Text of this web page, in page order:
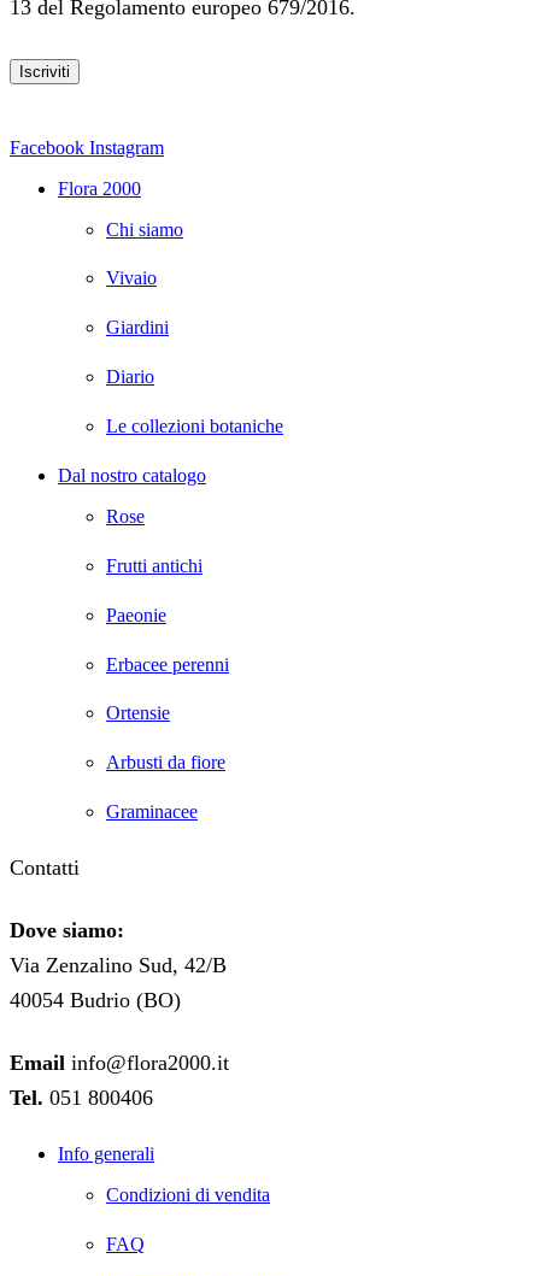
13 del Regolamento europeo 679/2016.
Facebook Instagram
Flora 2000
Chi siamo
Vivaio
Giardini
Diario
Le collezioni botaniche
Dal nostro catalogo
Rose
Frutti antichi
Paeonie
Erbacee perenni
Ortensie
Arbusti da fiore
Graminacee
Contatti
Dove siamo:
Via Zenzalino Sud, 42/B
40054 Budrio (BO)
Email info@flora2000.it
Tel. 051 800406
Info generali
Condizioni di vendita
FAQ